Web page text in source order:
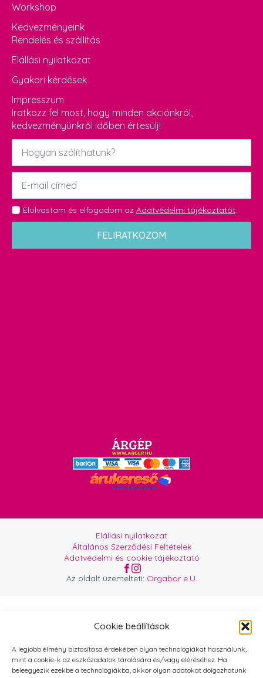
Cookie beállítások
A legjobb élmény biztosítása érdekében olyan technológiákat használunk,
mint a cookie-k az eszközadatok tárolására és/vagy eléréséhez. Ha
beleegyezik ezekbe a technológiákba, akkor olyan adatokat dolgozhatunk
Workshop
Kedvezményeink
Rendelés és szállítás
Elállási nyilatkozat
Gyakori kérdések
Impresszum
Iratkozz fel most, hogy minden akciónkról,
kedvezményünkről időben értesülj!
Név
Email
GDPR
*
Elolvastam és elfogadom az Adatvédelmi tájékoztatót
FELIRATKOZOM
Az oldalt üzemelteti: Orgabor e.U.
Elállási nyilatkozat
Általános Szerződési Feltételek
Adatvédelmi és cookie tájékoztató